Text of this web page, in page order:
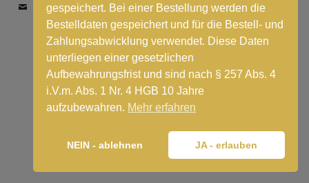
Vertrag widerrufen
gespeichert. Bei einer Bestellung werden die
Bestelldaten gespeichert und für die Bestell- und
Zahlungsabwicklung verwendet. Diese Daten
unterliegen einer gesetzlichen
Aufbewahrungsfrist und sind nach § 257 Abs. 4
i.V.m. Abs. 1 Nr. 4 HGB 10 Jahre
aufzubewahren. Mehr erfahren
NEIN - ablehnen JA - erlauben